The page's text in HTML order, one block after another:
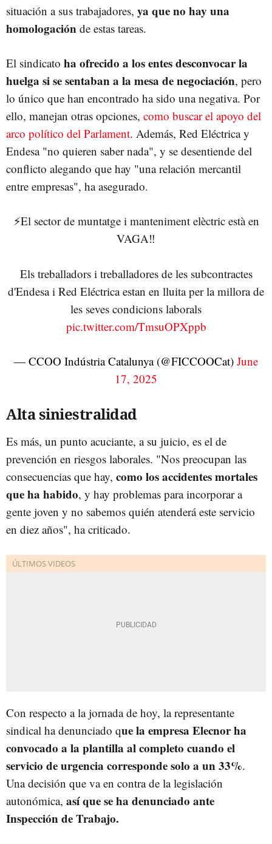
situación a sus trabajadores, ya que no hay una
homologación de estas tareas.
El sindicato ha ofrecido a los entes desconvocar la
huelga si se sentaban a la mesa de negociación, pero
lo único que han encontrado ha sido una negativa. Por
ello, manejan otras opciones, como buscar el apoyo del
arco político del Parlament. Además, Red Eléctrica y
Endesa "no quieren saber nada", y se desentiende del
conflicto alegando que hay "una relación mercantil
entre empresas", ha asegurado.
⚡️El sector de muntatge i manteniment elèctric està en
VAGA‼️
Els treballadors i treballadores de les subcontractes
d'Endesa i Red Eléctrica estan en lluita per la millora de
les seves condicions laborals
pic.twitter.com/TmsuOPXppb
— CCOO Indústria Catalunya (@FICCOOCat) June
17, 2025
Alta siniestralidad
Es más, un punto acuciante, a su juicio, es el de
prevención en riesgos laborales. "Nos preocupan las
consecuencias que hay, como los accidentes mortales
que ha habido, y hay problemas para incorporar a
gente joven y no sabemos quién atenderá este servicio
en diez años", ha criticado.
Con respecto a la jornada de hoy, la representante
sindical ha denunciado que la empresa Elecnor ha
convocado a la plantilla al completo cuando el
servicio de urgencia corresponde solo a un 33%.
Una decisión que va en contra de la legislación
autonómica, así que se ha denunciado ante
Inspección de Trabajo.